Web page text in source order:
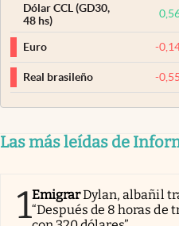
Dólar CCL (GD30,
48 hs)
Euro -
Real brasileño -
Las más leídas de
1EmigrarDylan, albañil
“Después de 8 horas de